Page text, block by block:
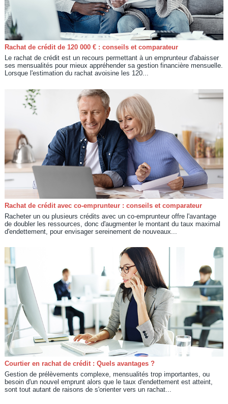
Rachat de crédit de 120 000 € : conseils et comparateur
Le rachat de crédit est un recours permettant à un emprunteur d'abaisser
ses mensualités pour mieux appréhender sa gestion financière mensuelle.
Lorsque l'estimation du rachat avoisine les 120...
Rachat de crédit avec co-emprunteur : conseils et comparateur
Racheter un ou plusieurs crédits avec un co-emprunteur offre l'avantage
de doubler les ressources, donc d'augmenter le montant du taux maximal
d'endettement, pour envisager sereinement de nouveaux...
Courtier en rachat de crédit : Quels avantages ?
Gestion de prélèvements complexe, mensualités trop importantes, ou
besoin d'un nouvel emprunt alors que le taux d'endettement est atteint,
sont tout autant de raisons de s'orienter vers un rachat...